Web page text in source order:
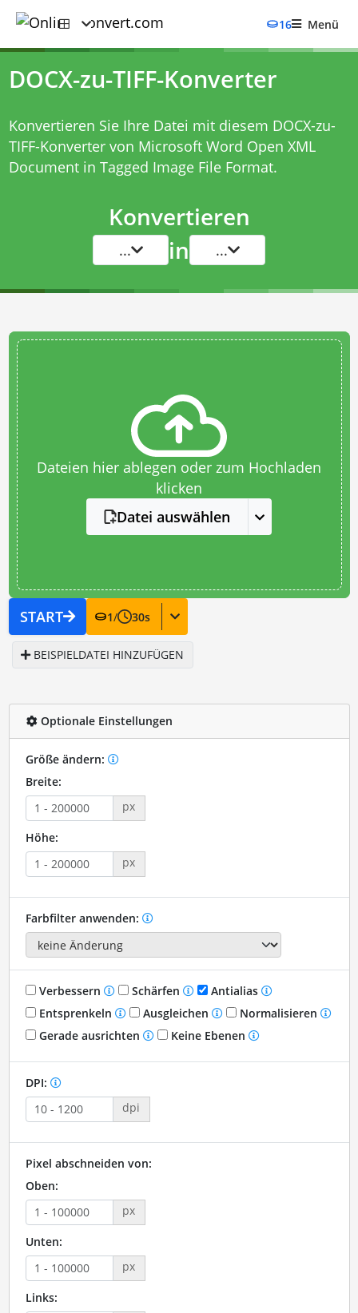
16 Menü
DOCX-zu-TIFF-Konverter
Konvertieren Sie Ihre Datei mit diesem DOCX-zu-
TIFF-Konvertervon Microsoft Word Open XML
Document in Tagged Image File Format.
Konvertieren
... in ...
Dateien hier ablegen oder zum Hochladen
klicken
Datei auswählen
START 1/ 30s
BEISPIELDATEI HINZUFÜGEN
Optionale Einstellungen
Größe ändern:
Breite:
px
Höhe:
px
Farbfilter anwenden:
Verbessern Schärfen
Antialias
Entsprenkeln
Ausgleichen
Normalisieren
Gerade ausrichten
Keine Ebenen
DPI:
dpi
Pixel abschneiden von:
Oben:
px
Unten:
px
Links: